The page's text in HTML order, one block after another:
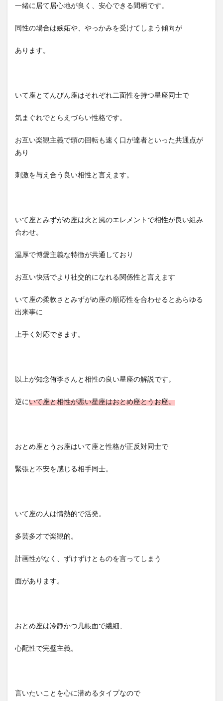
一緒に居て居心地が良く、安心できる間柄です。
同性の場合は嫉妬や、やっかみを受けてしまう傾向が
あります。
いて座とてんびん座はそれぞれ二面性を持つ星座同士で
気まぐれでとらえづらい性格です。
お互い楽観主義で頭の回転も速く口が達者といった共通点が
あり
刺激を与え合う良い相性と言えます。
いて座とみずがめ座は火と風のエレメントで相性が良い組み
合わせ。
温厚で博愛主義な特徴が共通しており
お互い快活でより社交的になれる関係性と言えます
いて座の柔軟さとみずがめ座の順応性を合わせるとあらゆる
出来事に
上手く対応できます。
以上が知念侑李さんと相性の良い星座の解説です。
逆にいて座と相性が悪い星座はおとめ座とうお座。
おとめ座とうお座はいて座と性格が正反対同士で
緊張と不安を感じる相手同士。
いて座の人は情熱的で活発。
多芸多才で楽観的。
計画性がなく、ずけずけとものを言ってしまう
面があります。
おとめ座は冷静かつ几帳面で繊細、
心配性で完璧主義。
言いたいことを心に潜めるタイプなので